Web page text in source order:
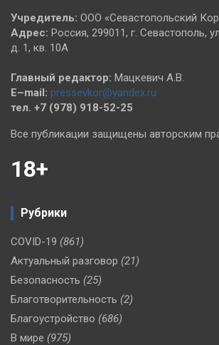
Учредитель: ООО «Севастопольский
Адрес: Россия, 299011, г. Севастополь,
д. 1, кв. 10А
Главный редактор: Мацкевич А.В.
E–mail: pressevkor@yandex.ru
тел. +7 (978) 918-52-25
Все публикации защищены авторским
18+
Рубрики
COVID-19 (861)
Актуальный разговор (21)
Безопасность (25)
Благотворительность (2)
Благоустройство (686)
В мире (975)